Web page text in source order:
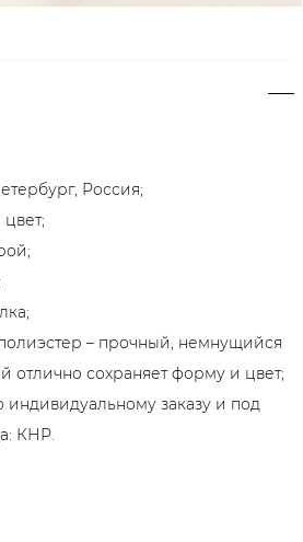
Россия;
полиэстер – прочный, немнущийся
отлично сохраняет форму и цвет;
заказу и под
КНР.